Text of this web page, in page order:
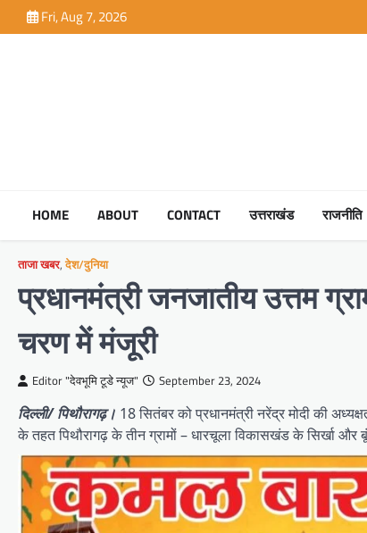
to
Fri, Aug 7, 2026
HOME ABOUT CONTACT उत्तराखंड राजनीति
ताजा खबर,देश/दुनिया
प्रधानमंत्री जनजातीय उत्तम
चरण में मंजूरी
Editor "देवभूमि टूडे न्यूज" September 23, 2024
दिल्ली/ पिथौरागढ़। 18 सितंबर को प्रधानमंत्री नरेंद्र मोदी की
के तहत पिथौरागढ़ के तीन ग्रामों – धारचूला विकासखंड के सिर्खा और